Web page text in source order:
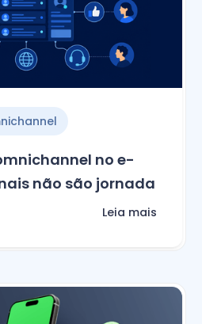
no e-
não são jornada
Leia mais